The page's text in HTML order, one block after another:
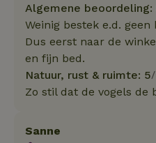
Algemene beoordeling:
Weinig bestek e.d.
Dus eerst naar de
en fijn bed.
Natuur, rust & ruimte: 5
Zo stil dat de vogels de
Sanne